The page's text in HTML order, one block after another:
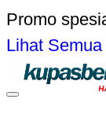
Promo
Lihat Semua